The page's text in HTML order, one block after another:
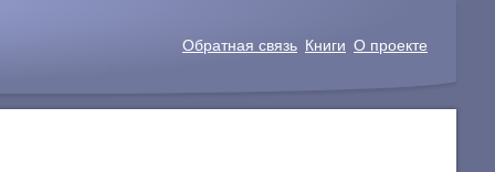
Обратная связь Книги О проекте